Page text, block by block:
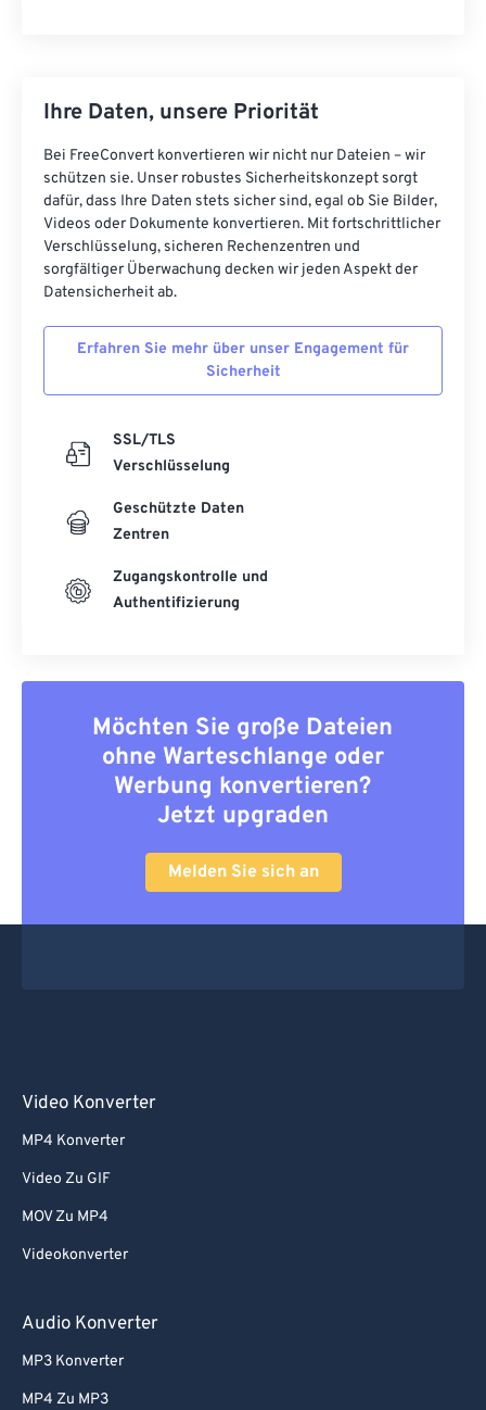
Ihre Daten, unsere Priorität
Bei FreeConvert konvertieren wir nicht nur Dateien – wir
schützen sie. Unser robustes Sicherheitskonzept sorgt
dafür, dass Ihre Daten stets sicher sind, egal ob Sie Bilder,
Videos oder Dokumente konvertieren. Mit fortschrittlicher
Verschlüsselung, sicheren Rechenzentren und
sorgfältiger Überwachung decken wir jeden Aspekt der
Datensicherheit ab.
Erfahren Sie mehr über unser Engagement für
Sicherheit
SSL/TLS
Verschlüsselung
Geschützte Daten
Zentren
Zugangskontrolle und
Authentifizierung
Möchten Sie große Dateien
ohne Warteschlange oder
Werbung konvertieren?
Jetzt upgraden
Melden Sie sich an
Video Konverter
MP4 Konverter
Video Zu GIF
MOV Zu MP4
Videokonverter
Audio Konverter
MP3 Konverter
MP4 Zu MP3